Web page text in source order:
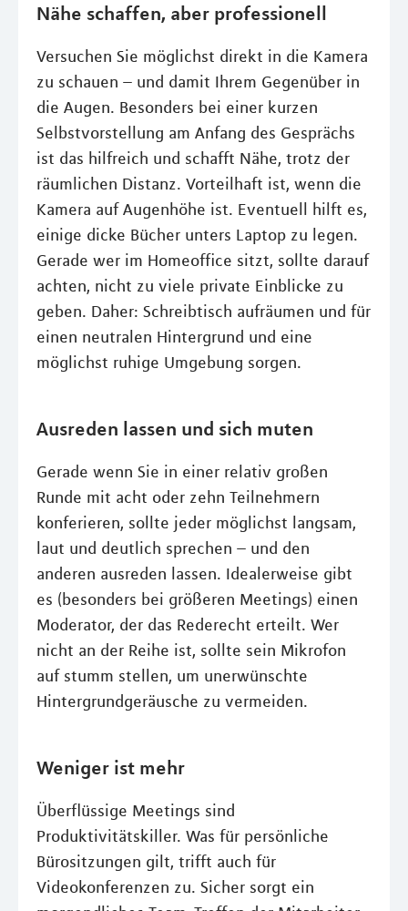
Nähe schaffen, aber professionell
Versuchen Sie möglichst direkt in die Kamera
zu schauen – und damit Ihrem Gegenüber in
die Augen. Besonders bei einer kurzen
Selbstvorstellung am Anfang des Gesprächs
ist das hilfreich und schafft Nähe, trotz der
räumlichen Distanz. Vorteilhaft ist, wenn die
Kamera auf Augenhöhe ist. Eventuell hilft es,
einige dicke Bücher unters Laptop zu legen.
Gerade wer im Homeoffice sitzt, sollte darauf
achten, nicht zu viele private Einblicke zu
geben. Daher: Schreibtisch aufräumen und für
einen neutralen Hintergrund und eine
möglichst ruhige Umgebung sorgen.
Ausreden lassen und sich muten
Gerade wenn Sie in einer relativ großen
Runde mit acht oder zehn Teilnehmern
konferieren, sollte jeder möglichst langsam,
laut und deutlich sprechen – und den
anderen ausreden lassen. Idealerweise gibt
es (besonders bei größeren Meetings) einen
Moderator, der das Rederecht erteilt. Wer
nicht an der Reihe ist, sollte sein Mikrofon
auf stumm stellen, um unerwünschte
Hintergrundgeräusche zu vermeiden.
Weniger ist mehr
Überflüssige Meetings sind
Produktivitätskiller. Was für persönliche
Bürositzungen gilt, trifft auch für
Videokonferenzen zu. Sicher sorgt ein